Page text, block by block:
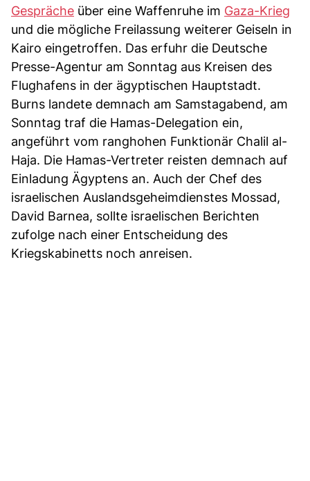
Gespräche über eine Waffenruhe im Gaza-Krieg
und die mögliche Freilassung weiterer Geiseln in
Kairo eingetroffen. Das erfuhr die Deutsche
Presse-Agentur am Sonntag aus Kreisen des
Flughafens in der ägyptischen Hauptstadt.
Burns landete demnach am Samstagabend, am
Sonntag traf die Hamas-Delegation ein,
angeführt vom ranghohen Funktionär Chalil al-
Haja. Die Hamas-Vertreter reisten demnach auf
Einladung Ägyptens an. Auch der Chef des
israelischen Auslandsgeheimdienstes Mossad,
David Barnea, sollte israelischen Berichten
zufolge nach einer Entscheidung des
Kriegskabinetts noch anreisen.